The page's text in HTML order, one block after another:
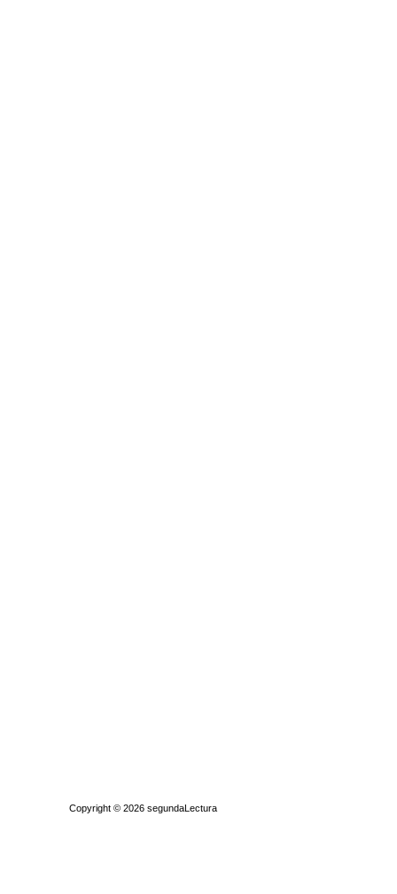
Copyright © 2026 segundaLectura